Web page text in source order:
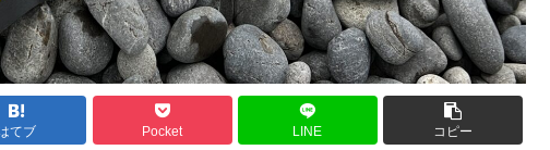
てブ Pocket LINE コピー